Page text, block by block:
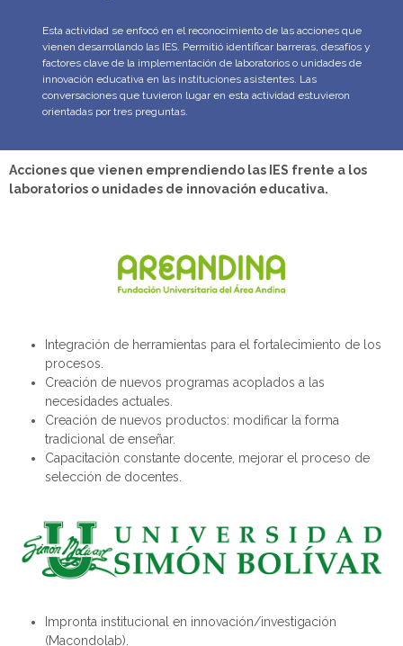
Esta actividad se enfocó en el reconocimiento de las acciones que
vienen desarrollando las IES. Permitió identificar barreras, desafíos y
factores clave de la implementación de laboratorios o unidades de
innovación educativa en las instituciones asistentes. Las
conversaciones que tuvieron lugar en esta actividad estuvieron
orientadas por tres preguntas.
Acciones que vienen emprendiendo las IES frente a los
laboratorios o unidades de innovación educativa.
Integración de herramientas para el fortalecimiento de los
procesos.
Creación de nuevos programas acoplados a las
necesidades actuales.
Creación de nuevos productos: modificar la forma
tradicional de enseñar.
Capacitación constante docente, mejorar el proceso de
selección de docentes.
Impronta institucional en innovación/investigación
(Macondolab).